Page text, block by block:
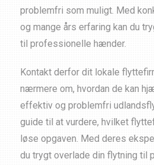
problemfri som muligt. Med
og mange års erfaring kan du
til professionelle hænder.
Kontakt derfor dit lokale
nærmere om, hvordan de kan
effektiv og problemfri
guide til at vurdere, hvilket
løse opgaven. Med deres
du trygt overlade din flytning til